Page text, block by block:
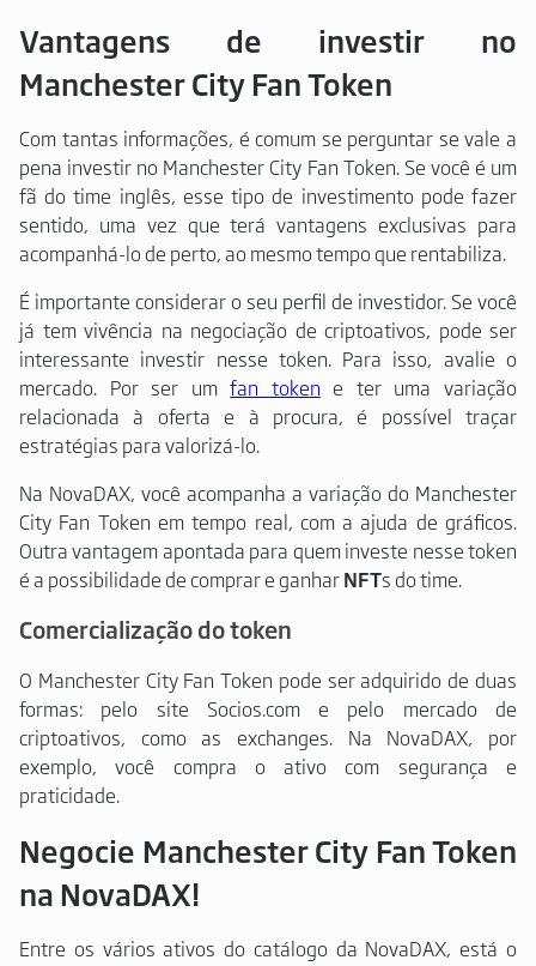
Vantagens de investir no
Manchester City Fan Token
Com tantas informações, é comum se perguntar se vale a
pena investir no Manchester City Fan Token. Se você é um
fã do time inglês, esse tipo de investimento pode fazer
sentido, uma vez que terá vantagens exclusivas para
acompanhá-lo de perto, ao mesmo tempo que rentabiliza.
É importante considerar o seu perfil de investidor. Se você
já tem vivência na negociação de criptoativos, pode ser
interessante investir nesse token. Para isso, avalie o
mercado. Por ser umfan token e ter uma variação
relacionada à oferta e à procura, é possível traçar
estratégias para valorizá-lo.
Na NovaDAX, você acompanha a variação do Manchester
City Fan Token em tempo real, com a ajuda de gráficos.
Outra vantagem apontada para quem investe nesse token
é a possibilidade de comprar e ganharNFTs do time.
Comercialização do token
O Manchester City Fan Token pode ser adquirido de duas
formas: pelo site Socios.com e pelo mercado de
criptoativos, como as exchanges. Na NovaDAX, por
exemplo, você compra o ativo com segurança e
praticidade.
Negocie Manchester City Fan Token
na NovaDAX!
Entre os vários ativos do catálogo da NovaDAX, está o